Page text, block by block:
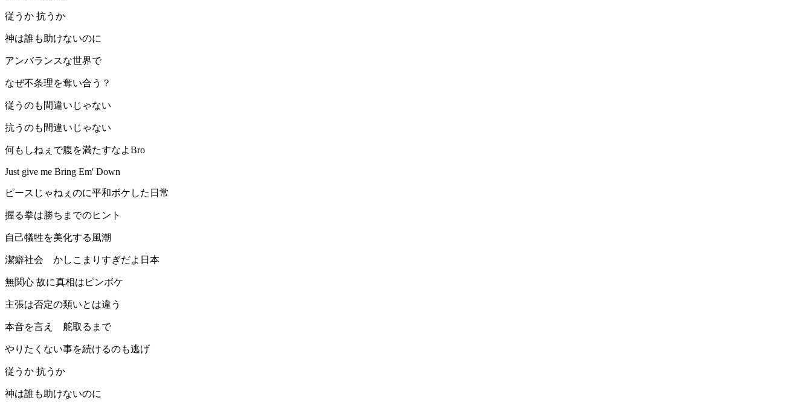
従うか 抗うか
神は誰も助けないのに
アンバランスな世界で
なぜ不条理を奪い合う？
従うのも間違いじゃない
抗うのも間違いじゃない
何もしねぇで腹を満たすなよBro
Just give me Bring Em' Down
ピースじゃねぇのに平和ボケした日常
握る拳は勝ちまでのヒント
自己犠牲を美化する風潮
潔癖社会 かしこまりすぎだよ日本
無関心 故に真相はピンボケ
主張は否定の類いとは違う
本音を言え 舵取るまで
やりたくない事を続けるのも逃げ
従うか 抗うか
神は誰も助けないのに